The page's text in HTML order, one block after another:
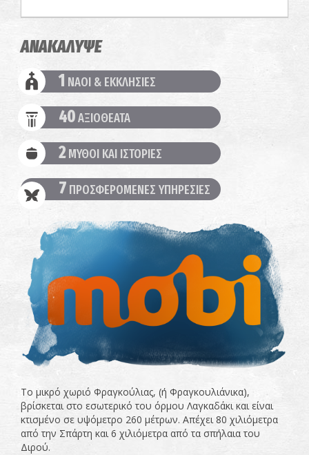
ΑΝΑΚΑΛΥΨΕ
1 ΝΑΟΙ & ΕΚΚΛΗΣΙΕΣ
40ΑΞΙΟΘΕΑΤΑ
2ΜΥΘΟΙ ΚΑΙ ΙΣΤΟΡΙΕΣ
7 ΠΡΟΣΦΕΡΟΜΕΝΕΣ ΥΠΗΡΕΣΙΕΣ
Το μικρό χωριό Φραγκούλιας, (ή Φραγκουλιάνικα),
βρίσκεται στο εσωτερικό του όρμου Λαγκαδάκι και είναι
κτισμένο σε υψόμετρο 260 μέτρων. Απέχει 80 χιλιόμετρα
από την Σπάρτη και 6 χιλιόμετρα από τα σπήλαια του
Διρού.